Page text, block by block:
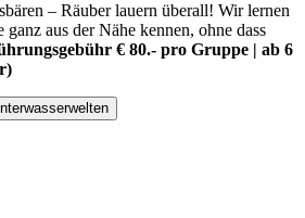
– Räuber lauern überall! Wir lernen
ganz aus der Nähe kennen, ohne dass
€ 80.- pro Gruppe | ab 6